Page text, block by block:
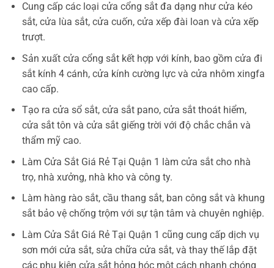
Cung cấp các loại cửa cổng sắt đa dạng như cửa kéo
sắt, cửa lùa sắt, cửa cuốn, cửa xếp đài loan và cửa xếp
trượt.
Sản xuất cửa cổng sắt kết hợp với kính, bao gồm cửa đi
sắt kính 4 cánh, cửa kính cường lực và cửa nhôm xingfa
cao cấp.
Tạo ra cửa sổ sắt, cửa sắt pano, cửa sắt thoát hiểm,
cửa sắt tôn và cửa sắt giếng trời với độ chắc chắn và
thẩm mỹ cao.
Làm Cửa Sắt Giá Rẻ Tại Quận 1 làm cửa sắt cho nhà
trọ, nhà xưởng, nhà kho và công ty.
Làm hàng rào sắt, cầu thang sắt, ban công sắt và khung
sắt bảo vệ chống trộm với sự tận tâm và chuyên nghiệp.
Làm Cửa Sắt Giá Rẻ Tại Quận 1 cũng cung cấp dịch vụ
sơn mới cửa sắt, sửa chữa cửa sắt, và thay thế lắp đặt
các phụ kiện cửa sắt hỏng hóc một cách nhanh chóng